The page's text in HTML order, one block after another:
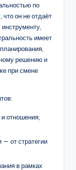
по
он не отдаёт
имеет
решению и
при смене
отношения,
— от стратегии
в рамках